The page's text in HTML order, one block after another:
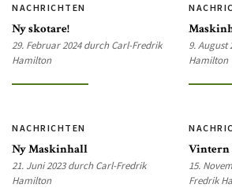
NACHRICHTEN
Ny skotare!
29. Februar 2024 durch Carl-Fredrik
Hamilton
9. August
Hamilton
NACHRICHTEN
Ny Maskinhall
21. Juni 2023 durch Carl-Fredrik
Hamilton
Vintern
15.
Fredrik